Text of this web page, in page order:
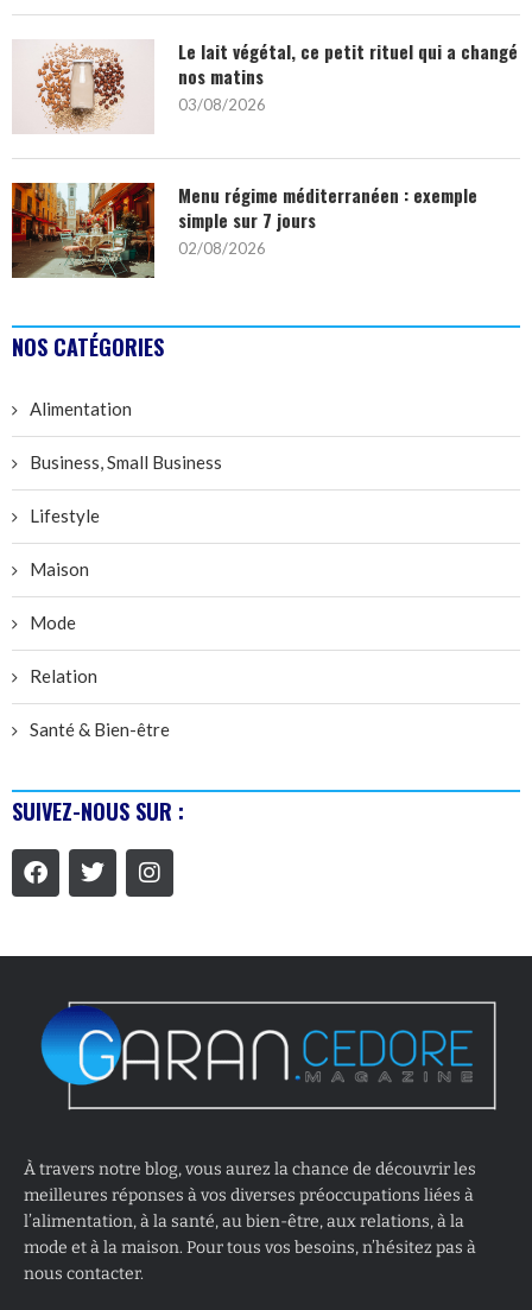
Le lait végétal, ce petit rituel qui a changé
nos matins
03/08/2026
Menu régime méditerranéen : exemple
simple sur 7 jours
02/08/2026
NOS CATÉGORIES
Alimentation
Business, Small Business
Lifestyle
Maison
Mode
Relation
Santé & Bien-être
SUIVEZ-NOUS SUR :
À travers notre blog, vous aurez la chance de découvrir les
meilleures réponses à vos diverses préoccupations liées à
l’alimentation, à la santé, au bien-être, aux relations, à la
mode et à la maison. Pour tous vos besoins, n’hésitez pas à
nous contacter.